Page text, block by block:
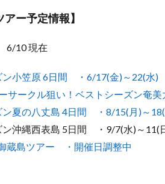
アー予定情報】
6/10 現在
小笠原 6日間 ・6/17(金)～22(水)
ークル狙い！ベストシーズン奄
夏の八丈島 4日間 ・8/15(月)～
沖縄西表島 5日間 ・9/7(水)～11(
島ツアー ・開催日調整中